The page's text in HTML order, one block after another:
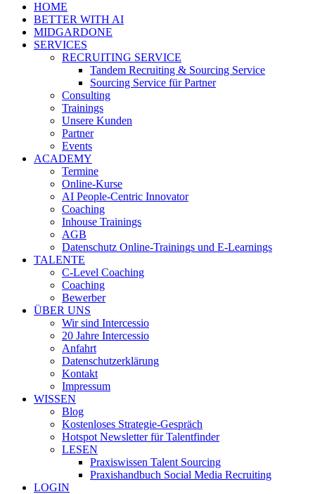
HOME
BETTER WITH AI
MIDGARDONE
SERVICES
RECRUITING SERVICE
Tandem Recruiting & Sourcing Service
Sourcing Service für Partner
Consulting
Trainings
Unsere Kunden
Partner
Events
ACADEMY
Termine
Online-Kurse
AI People-Centric Innovator
Coaching
Inhouse Trainings
AGB
Datenschutz Online-Trainings und E-Learnings
TALENTE
C-Level Coaching
Coaching
Bewerber
ÜBER UNS
Wir sind Intercessio
20 Jahre Intercessio
Anfahrt
Datenschutzerklärung
Kontakt
Impressum
WISSEN
Blog
Kostenloses Strategie-Gespräch
Hotspot Newsletter für Talentfinder
LESEN
Praxiswissen Talent Sourcing
Praxishandbuch Social Media Recruiting
LOGIN